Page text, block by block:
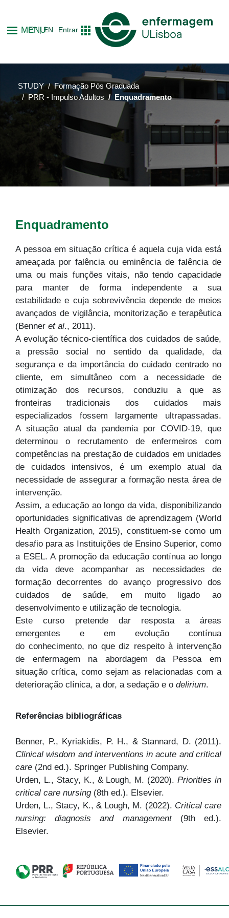
to
main
content
MENU
PT EN Entrar
STUDY
Formação Pós Graduada
PRR - Impulso Adultos
Enquadramento
Enquadramento
A pessoa em situação crítica é aquela cuja vida está
ameaçada por falência ou eminência de falência de
uma ou mais funções vitais, não tendo capacidade
para manter de forma independente a sua
estabilidade e cuja sobrevivência depende de meios
avançados de vigilância, monitorização e terapêutica
(Benner et al., 2011).
A evolução técnico-científica dos cuidados de saúde,
a pressão social no sentido da qualidade, da
segurança e da importância do cuidado centrado no
cliente, em simultâneo com a necessidade de
otimização dos recursos, conduziu a que as
fronteiras tradicionais dos cuidados mais
especializados fossem largamente ultrapassadas.
A situação atual da pandemia por COVID-19, que
determinou o recrutamento de enfermeiros com
competências na prestação de cuidados em unidades
de cuidados intensivos, é um exemplo atual da
necessidade de assegurar a formação nesta área de
intervenção.
Assim, a educação ao longo da vida, disponibilizando
oportunidades significativas de aprendizagem (World
Health Organization, 2015), constituem-se como um
desafio para as Instituições de Ensino Superior, como
a ESEL. A promoção da educação contínua ao longo
da vida deve acompanhar as necessidades de
formação decorrentes do avanço progressivo dos
cuidados de saúde, em muito ligado ao
desenvolvimento e utilização de tecnologia.
Este curso pretende dar resposta a áreas
emergentes e em evolução contínua
do conhecimento, no que diz respeito à intervenção
de enfermagem na abordagem da Pessoa em
situação crítica, como sejam as relacionadas com a
deterioração clínica, a dor, a sedação e o delirium.
Referências bibliográficas
Benner, P., Kyriakidis, P. H., & Stannard, D. (2011).
Clinical wisdom and interventions in acute and critical
care (2nd ed.). Springer Publishing Company.
Urden, L., Stacy, K., & Lough, M. (2020).Priorities in
critical care nursing(8th ed.). Elsevier.
Urden, L., Stacy, K., & Lough, M. (2022). Critical care
nursing: diagnosis and management(9th ed.).
Elsevier.